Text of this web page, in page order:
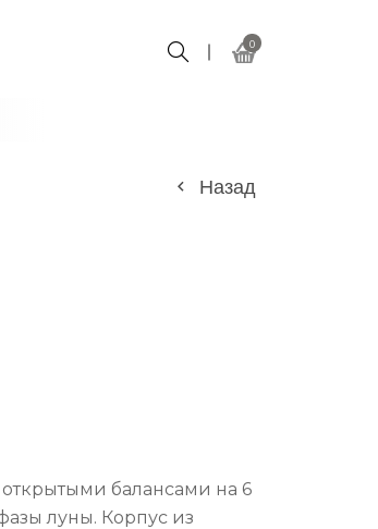
0
Назад
балансами на 6
луны. Корпус из